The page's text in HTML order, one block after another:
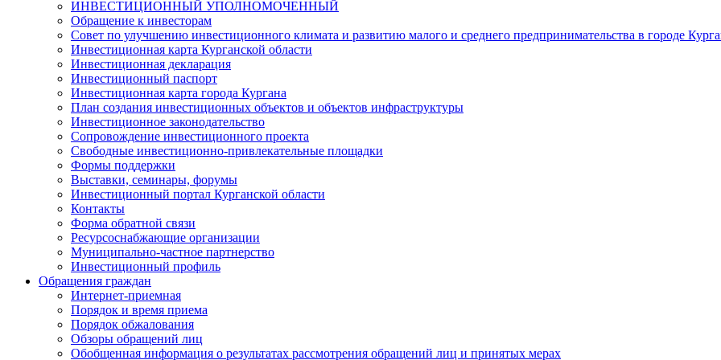
ИНВЕСТИЦИОННЫЙ УПОЛНОМОЧЕННЫЙ
Обращение к инвесторам
Совет по улучшению инвестиционного климата и развитию малого и среднего предпринимательства в городе
Инвестиционная карта Курганской области
Инвестиционная декларация
Инвестиционный паспорт
Инвестиционная карта города Кургана
План создания инвестиционных объектов и объектов инфраструктуры
Инвестиционное законодательство
Сопровождение инвестиционного проекта
Свободные инвестиционно-привлекательные площадки
Формы поддержки
Выставки, семинары, форумы
Инвестиционный портал Курганской области
Контакты
Форма обратной связи
Ресурсоснабжающие организации
Муниципально-частное партнерство
Инвестиционный профиль
Обращения граждан
Интернет-приемная
Порядок и время приема
Порядок обжалования
Обзоры обращений лиц
Обобщенная информация о результатах рассмотрения обращений лиц и принятых мерах